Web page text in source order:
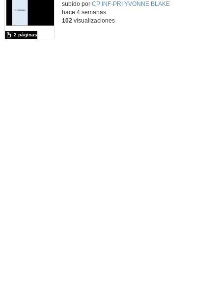
subido por CP INF-PRI YVONNE BLAKE
2 páginas
-
hace 4 semanas
102 visualizaciones